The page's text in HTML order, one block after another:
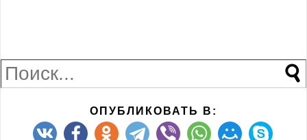
ОПУБЛИКОВАТЬ В: